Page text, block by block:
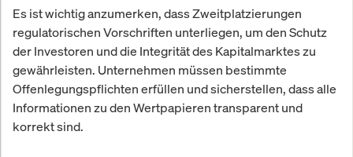
Es ist wichtig anzumerken, dass Zweitplatzierungen
regulatorischen Vorschriften unterliegen, um den Schutz
der Investoren und die Integrität des Kapitalmarktes zu
gewährleisten. Unternehmen müssen bestimmte
Offenlegungspflichten erfüllen und sicherstellen, dass alle
Informationen zu den Wertpapieren transparent und
korrekt sind.